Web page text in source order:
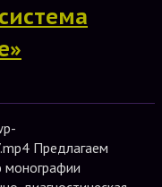
Предлагаем